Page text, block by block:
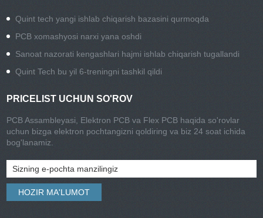
Quint tech yangi ishlab chiqarish bazasini qurmoqda
PCB xomashyosi narxi yana oshdi
Sanoat nazorati kengashlari hajmi ishlab chiqarish tugallandi
Quint Tech bu yil 6-treningni tashkil qildi
PRICELIST UCHUN SO'ROV
PCB Assambleyasi, Elektron PCB va Flex PCB haqida so'rovlar
uchun bizga elektron pochtangizni qoldiring va biz 24 soat ichida
bog'lanamiz.